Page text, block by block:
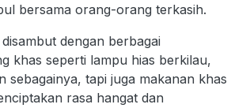
bersama orang-orang terkasih.
dengan berbagai
khas seperti lampu hias berkilau,
sebagainya, tapi juga makanan khas
rasa hangat dan